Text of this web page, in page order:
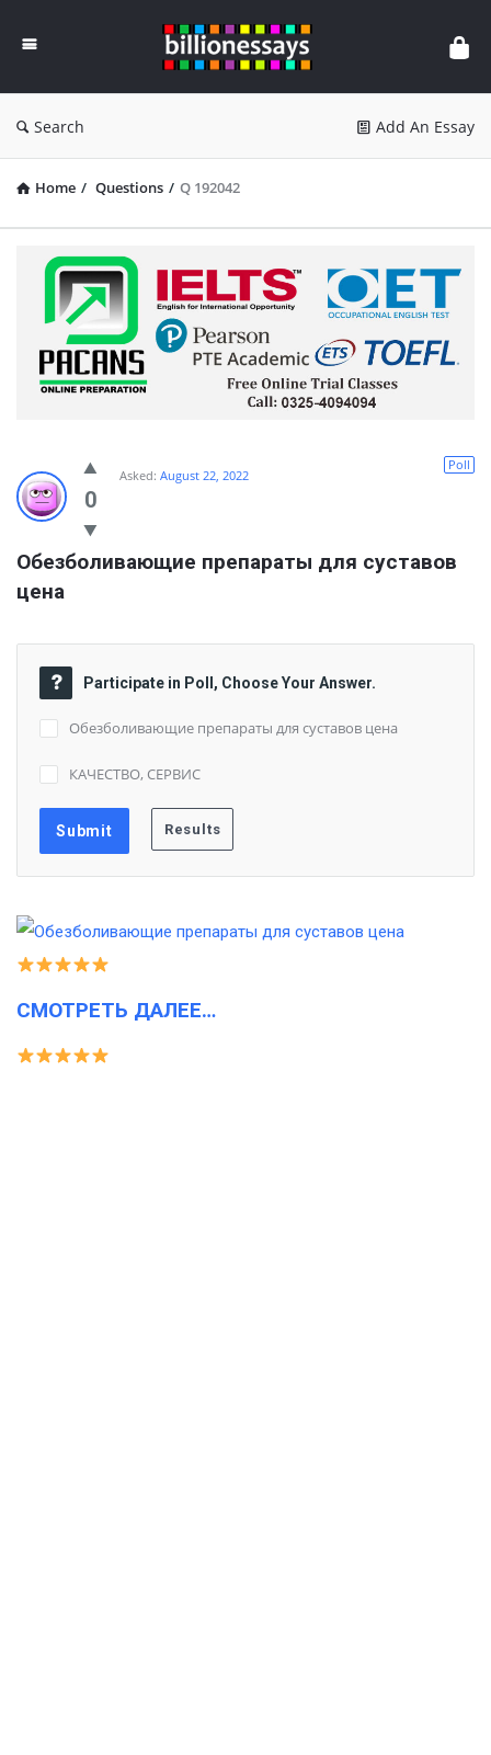
Essays
Search Add An Essay
Home / Questions / Q 192042
0
Poll
Asked: August 22, 2022
Обезболивающие препараты для суставов
цена
Participate in Poll, Choose Your Answer.
Обезболивающие препараты для суставов цена
КАЧЕСТВО, СЕРВИС
СМОТРЕТЬ ДАЛЕЕ…